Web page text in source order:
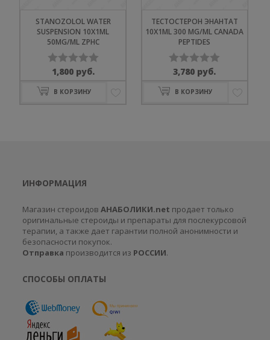
STANOZOLOL WATER
SUSPENSION 10X1ML
50MG/ML ZPHC
Оценка
0
1,800 руб.
В КОРЗИНУ
ТЕСТОСТЕРОН ЭНАНТАТ
10X1ML 300 MG/ML CANADA
PEPTIDES
Оценка
0
3,780 руб.
В КОРЗИНУ
ИНФОРМАЦИЯ
Магазин стероидовАНАБОЛИКИ.net продает только
оригинальные стероиды и препараты для послекурсовой
терапии, а также дает гарантии полной анонимности и
безопасности покупок.
Отправка производится из РОССИИ.
СПОСОБЫ ОПЛАТЫ